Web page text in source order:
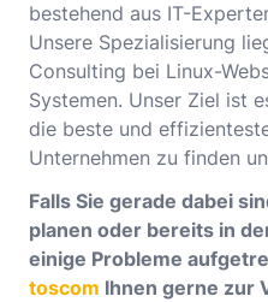
bestehend aus IT-
Unsere Spezialisierung
Consulting bei Linux-
Systemen. Unser Ziel ist
die beste und
Unternehmen zu finden
Falls Sie gerade dabei
planen oder bereits in
einige Probleme
toscom Ihnen gerne zur